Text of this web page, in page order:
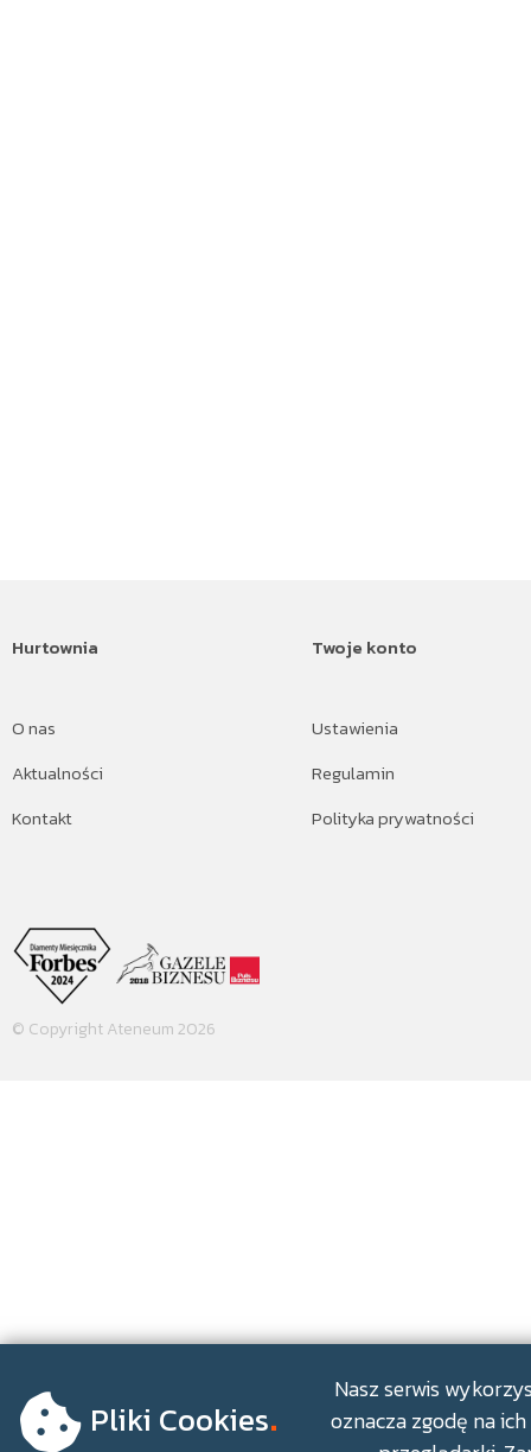
Hurtownia
O nas
Aktualności
Kontakt
Twoje konto
Ustawienia
Regulamin
Polityka prywatności
© Copyright Ateneum 2026
Pliki Cookies.
Nasz serwis
oznacza zgodę na